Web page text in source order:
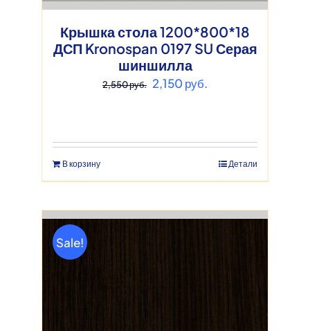
Крышка стола 1200*800*18
ДСП Kronospan 0197 SU Серая
шиншилла
2,550руб. Первоначальная
2,550 руб..
2,150руб.
В корзину Детали
Sale!